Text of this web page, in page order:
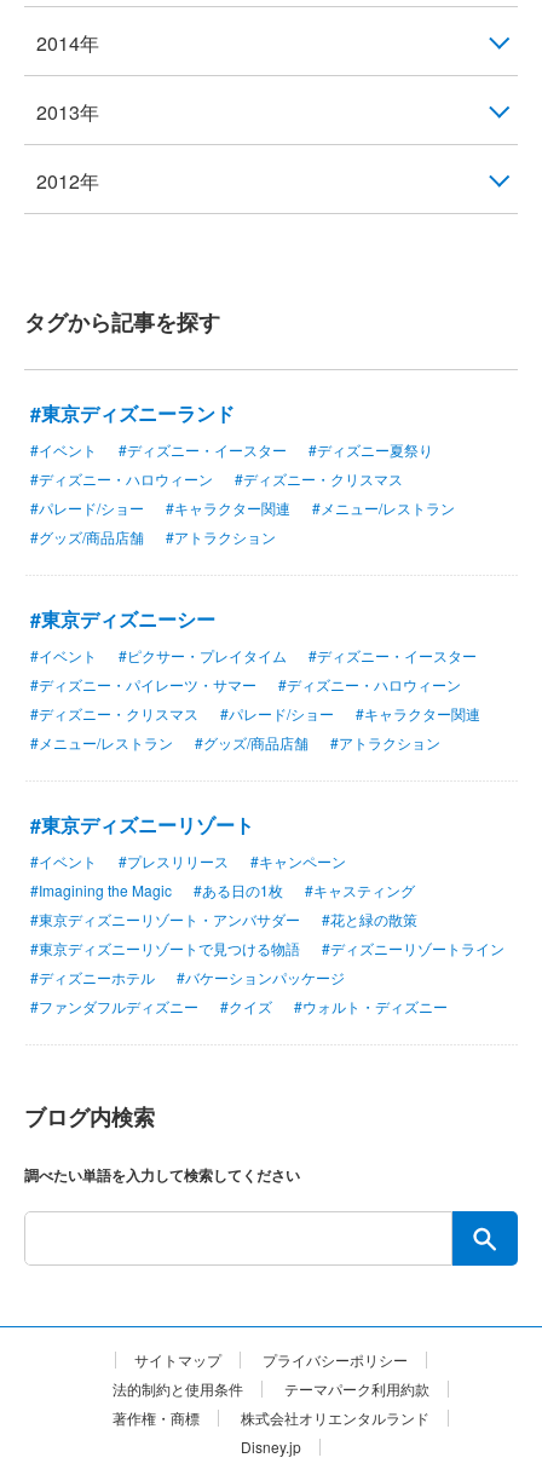
2014年
2013年
2012年
タグから記事を探す
#東京ディズニーランド
#イベント #ディズニー・イースター
#ディズニー夏祭り
#ディズニー・ハロウィーン
#ディズニー・クリスマス
#パレード/ショー
#キャラクター関連
#メニュー/レストラン
#グッズ/商品店舗
#アトラクション
#東京ディズニーシー
#イベント #ピクサー・プレイタイム
#ディズニー・イースター
#ディズニー・パイレーツ・サマー
#ディズニー・ハロウィーン
#ディズニー・クリスマス
#パレード/ショー
#キャラクター関連
#メニュー/レストラン
#グッズ/商品店舗 #アトラクション
#東京ディズニーリゾート
#イベント #プレスリリース
#キャンペーン
#Imagining the Magic
#ある日の1枚
#キャスティング
#東京ディズニーリゾート・アンバサダー
#花と緑の散策
#東京ディズニーリゾートで見つける物語
#ディズニーリゾートライン
#ディズニーホテル
#バケーションパッケージ
#ファンダフルディズニー
#クイズ #ウォルト・ディズニー
ブログ内検索
調べたい単語を入力して検索してください
サイトマップ
プライバシーポリシー
法的制約と使用条件
テーマパーク利用約款
著作権・商標
株式会社オリエンタルランド
Disney.jp